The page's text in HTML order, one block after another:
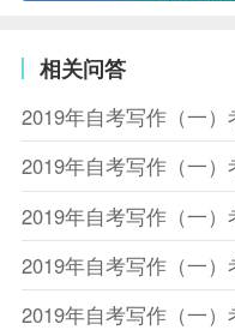
相关问答
2019年自考写作（一
2019年自考写作（一
2019年自考写作（一
2019年自考写作（一
2019年自考写作（一